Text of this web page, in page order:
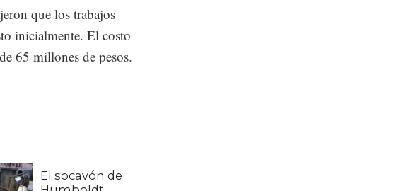
que los trabajos
inicialmente. El costo
65 millones de pesos.
El socavón de